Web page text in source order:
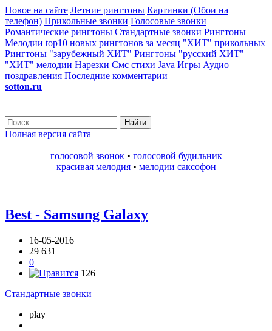
Новое на сайте Летние рингтоны Картинки (Обои на
телефон) Прикольные звонки Голосовые звонки
Романтические рингтоны Стандартные звонки Рингтоны
Мелодии top10 новых рингтонов за месяц "ХИТ" прикольных
Рингтоны "зарубежный ХИТ" Рингтоны "русский ХИТ"
"ХИТ" мелодии Нарезки Смс стихи Java Игры Аудио
поздравления Последние комментарии
sotton.ru
Найти
Полная версия сайта
голосовой звонок• голосовой будильник
красивая мелодия• мелодии саксофон
Best - Samsung Galaxy
16-05-2016
29 631
0
126
Стандартные звонки
play